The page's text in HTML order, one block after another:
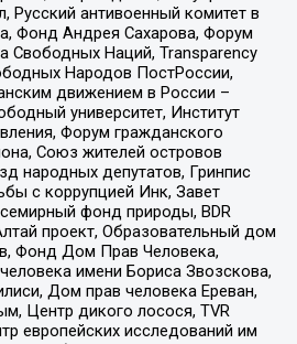
Русский антивоенный комитет в
Фонд Андрея Сахарова, Форум
Свободных Наций, Transparеncy
Народов ПостРоссии,
движением в России –
университет, Институт
Форум гражданского
Союз жителей островов
народных депутатов, Гринпис
с коррупцией Инк, Завет
фонд природы, BDR
проект, Образовательный дом
Фонд Дом Прав Человека,
имени Бориса Звозскова,
Дом прав человека Ереван,
Центр дикого лосося, TVR
европейских исследований им